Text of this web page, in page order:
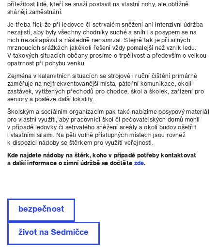
příležitost lidé, kteří se snaží postavit na vlastní nohy, ale obtížně
shánějí zaměstnání.
Je třeba říci, že při ledovce či setrvalém sněžení ani intenzivní údržba
nezajistí, aby byly všechny chodníky suché a sníh i s posypem se na
nich nezašlapával a následně nenamrzal. Stejně tak je při silných
mrznoucích srážkách jakékoli řešení vždy pomalejší než vznik ledu.
V takových situacích občany prosíme o trpělivost a především o velkou
opatrnost při pohybu venku.
Zejména v kalamitních situacích se strojové i ruční čištění primárně
zaměřuje na nejfrekventovanější místa, páteřní komunikace, okolí
zastávek, vytížených přechodů pro chodce, škol a školek, zařízení pro
seniory a posléze další lokality.
Školským a sociálním organizacím pak také nabízíme posypový materiál
pro vlastní využití, aby pracovníci škol či pečovatelských domů mohli
v případě ledovky či setrvalého sněžení areály a okolí budov ošetřit
i vlastními silami. Na pěti volně přístupných místech jsou rovněž
k dispozici nádoby se štěrkem pro využití veřejnosti.
Kde najdete nádoby na štěrk, koho v případě potřeby kontaktovat
a další informace o zimní údržbě se dočtěte zde.
bezpečnost
život na Sedmičce